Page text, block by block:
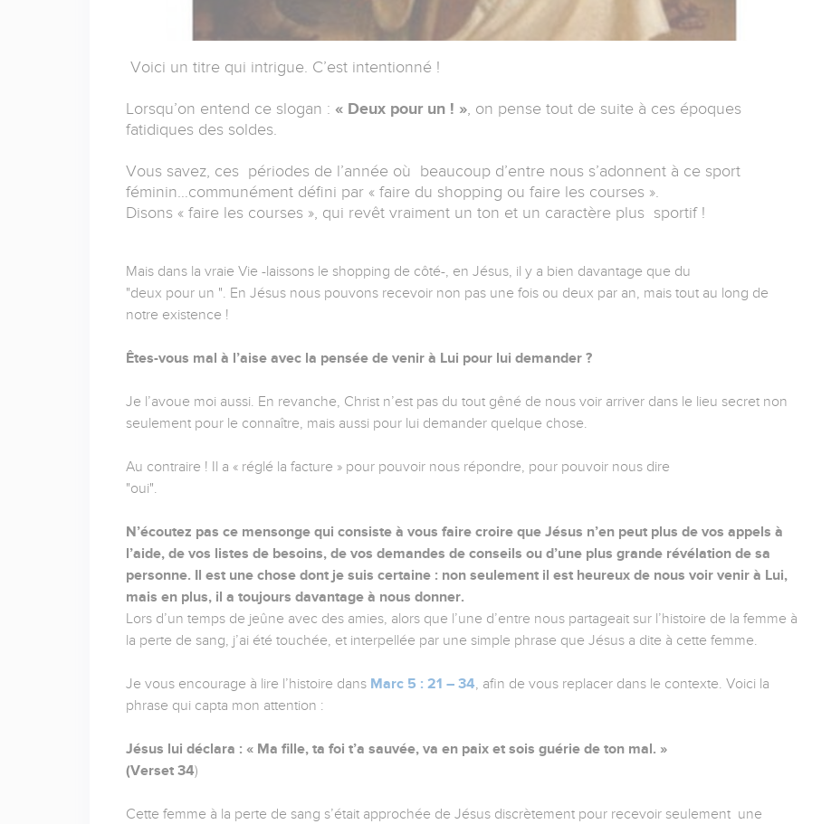
Voici un titre qui intrigue. C’est intentionné !
Lorsqu’on entend ce slogan : « Deux pour un ! », on pense tout de suite à ces époques
fatidiques des soldes.
Vous savez, ces périodes de l’année où beaucoup d’entre nous s’adonnent à ce sport
féminin…communément défini par « faire du shopping ou faire les courses ».
Disons « faire les courses », qui revêt vraiment un ton et un caractère plus sportif !
Mais dans la vraie Vie -laissons le shopping de côté-, en Jésus, il y a bien davantage que du
"deux pour un ". En Jésus nous pouvons recevoir non pas une fois ou deux par an, mais tout au long de
notre existence !
Êtes-vous mal à l’aise avec la pensée de venir à Lui pour lui demander ?
Je l’avoue moi aussi. En revanche, Christ n’est pas du tout gêné de nous voir arriver dans le lieu secret non
seulement pour le connaître, mais aussi pour lui demander quelque chose.
Au contraire ! Il a « réglé la facture » pour pouvoir nous répondre, pour pouvoir nous dire
"oui".
N’écoutez pas ce mensonge qui consiste à vous faire croire que Jésus n’en peut plus de vos appels à
l’aide, de vos listes de besoins, de vos demandes de conseils ou d’une plus grande révélation de sa
personne. Il est une chose dont je suis certaine : non seulement il est heureux de nous voir venir à Lui,
mais en plus, il a toujours davantage à nous donner.
Lors d’un temps de jeûne avec des amies, alors que l’une d’entre nous partageait sur l’histoire de la femme à
la perte de sang, j’ai été touchée, et interpellée par une simple phrase que Jésus a dite à cette femme.
Je vous encourage à lire l’histoire dans Marc 5 : 21 – 34, afin de vous replacer dans le contexte. Voici la
phrase qui capta mon attention :
Jésus lui déclara : « Ma fille, ta foi t’a sauvée, va en paix et sois guérie de ton mal. »
(Verset 34)
Cette femme à la perte de sang s’était approchée de Jésus discrètement pour recevoir seulement une